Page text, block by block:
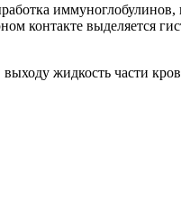
контакте выделяется
жидкость части